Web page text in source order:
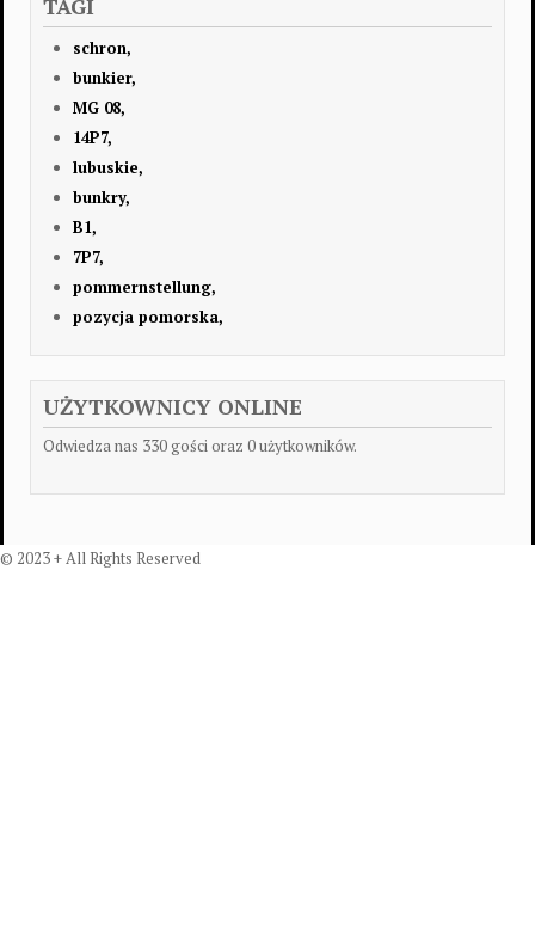
TAGI
schron,
bunkier,
MG 08,
14P7,
lubuskie,
bunkry,
B1,
7P7,
pommernstellung,
pozycja pomorska,
UŻYTKOWNICY ONLINE
Odwiedza nas 330 gości oraz 0 użytkowników.
© 2023 + All Rights Reserved